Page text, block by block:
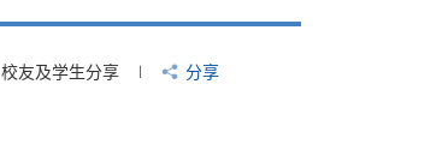
校友及学生分享 分享